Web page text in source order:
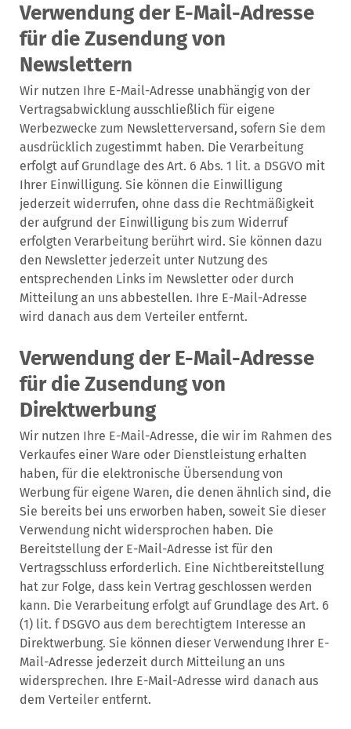
Verwendung der E-Mail-Adresse
für die Zusendung von
Newslettern
Wir nutzen Ihre E-Mail-Adresse unabhängig von der
Vertragsabwicklung ausschließlich für eigene
Werbezwecke zum Newsletterversand, sofern Sie dem
ausdrücklich zugestimmt haben. Die Verarbeitung
erfolgt auf Grundlage des Art. 6 Abs. 1 lit. a DSGVO mit
Ihrer Einwilligung. Sie können die Einwilligung
jederzeit widerrufen, ohne dass die Rechtmäßigkeit
der aufgrund der Einwilligung bis zum Widerruf
erfolgten Verarbeitung berührt wird. Sie können dazu
den Newsletter jederzeit unter Nutzung des
entsprechenden Links im Newsletter oder durch
Mitteilung an uns abbestellen. Ihre E-Mail-Adresse
wird danach aus dem Verteiler entfernt.
Verwendung der E-Mail-Adresse
für die Zusendung von
Direktwerbung
Wir nutzen Ihre E-Mail-Adresse, die wir im Rahmen des
Verkaufes einer Ware oder Dienstleistung erhalten
haben, für die elektronische Übersendung von
Werbung für eigene Waren, die denen ähnlich sind, die
Sie bereits bei uns erworben haben, soweit Sie dieser
Verwendung nicht widersprochen haben. Die
Bereitstellung der E-Mail-Adresse ist für den
Vertragsschluss erforderlich. Eine Nichtbereitstellung
hat zur Folge, dass kein Vertrag geschlossen werden
kann. Die Verarbeitung erfolgt auf Grundlage des Art. 6
(1) lit. f DSGVO aus dem berechtigtem Interesse an
Direktwerbung. Sie können dieser Verwendung Ihrer E-
Mail-Adresse jederzeit durch Mitteilung an uns
widersprechen. Ihre E-Mail-Adresse wird danach aus
dem Verteiler entfernt.